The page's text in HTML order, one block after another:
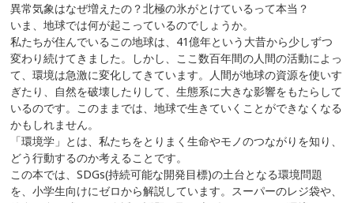
異常気象はなぜ増えたの？北極の氷がとけているって本当？
いま、地球では何が起こっているのでしょうか。
私たちが住んでいるこの地球は、41億年という大昔から少しずつ
変わり続けてきました。しかし、ここ数百年間の人間の活動によっ
て、環境は急激に変化してきています。人間が地球の資源を使いす
ぎたり、自然を破壊したりして、生態系に大きな影響をもたらして
いるのです。このままでは、地球で生きていくことができなくなる
かもしれません。
「環境学」とは、私たちをとりまく生命やモノのつながりを知り、
どう行動するのか考えることです。
この本では、SDGs(持続可能な開発目標)の土台となる環境問題
を、小学生向けにゼロから解説しています。スーパーのレジ袋や、